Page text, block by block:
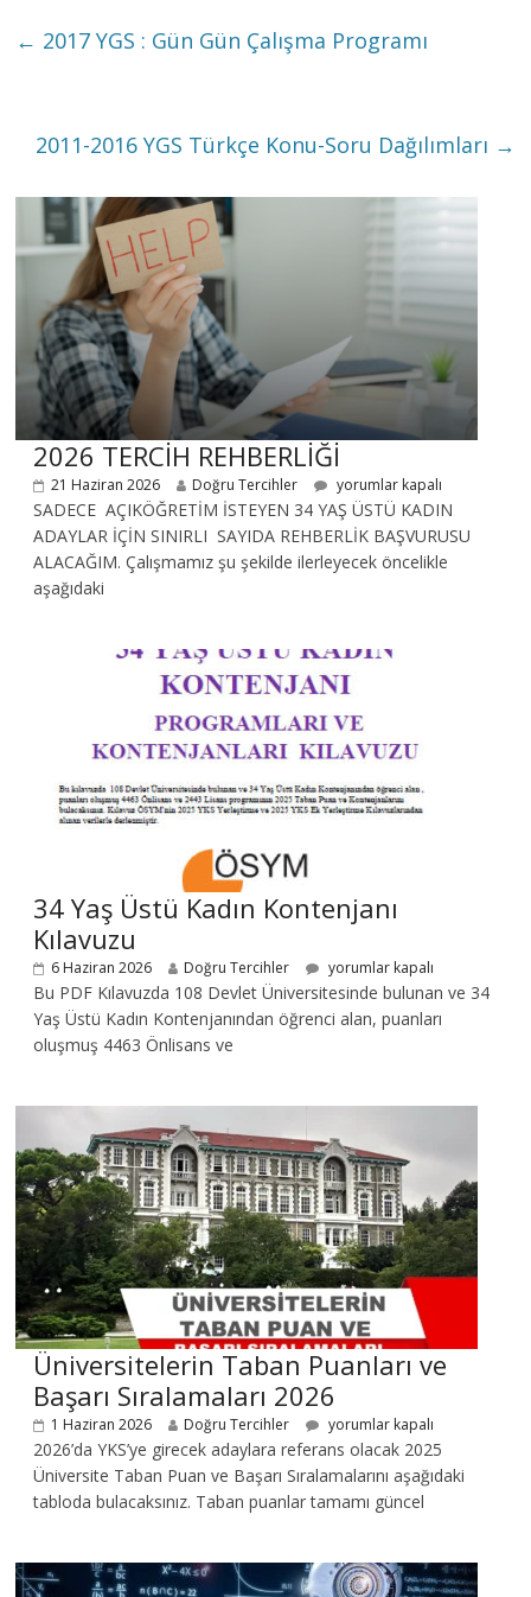
← 2017 YGS : Gün Gün Çalışma Programı
2011-2016 YGS Türkçe Konu-Soru Dağılımları →
2026 TERCİH REHBERLİĞİ
21 Haziran 2026 Doğru Tercihler yorumlar kapalı
SADECE AÇIKÖĞRETİM İSTEYEN 34 YAŞ ÜSTÜ KADIN
ADAYLAR İÇİN SINIRLI SAYIDA REHBERLİK BAŞVURUSU
ALACAĞIM. Çalışmamız şu şekilde ilerleyecek öncelikle
aşağıdaki
34 Yaş Üstü Kadın Kontenjanı
Kılavuzu
6 Haziran 2026 Doğru Tercihler yorumlar kapalı
Bu PDF Kılavuzda 108 Devlet Üniversitesinde bulunan ve 34
Yaş Üstü Kadın Kontenjanından öğrenci alan, puanları
oluşmuş 4463 Önlisans ve
Üniversitelerin Taban Puanları ve
Başarı Sıralamaları 2026
1 Haziran 2026 Doğru Tercihler yorumlar kapalı
2026’da YKS’ye girecek adaylara referans olacak 2025
Üniversite Taban Puan ve Başarı Sıralamalarını aşağıdaki
tabloda bulacaksınız. Taban puanlar tamamı güncel